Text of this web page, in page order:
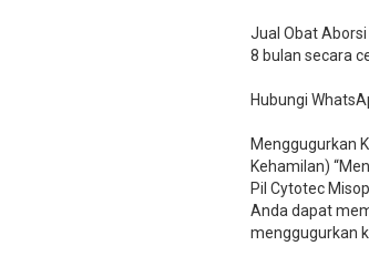
Jual Obat
8 bulan secara
Hubungi
Menggugurkan
Kehamilan)
Pil Cytotec
Anda dapat
menggugurkan